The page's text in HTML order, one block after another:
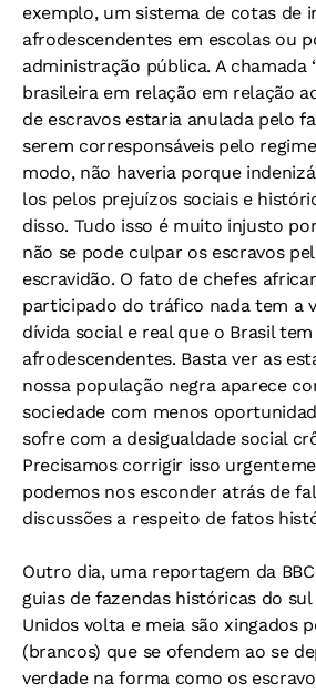
exemplo, um sistema de cotas de
afrodescendentes em escolas ou
administração pública. A chamada
brasileira em relação em relação
de escravos estaria anulada pelo
serem corresponsáveis pelo
modo, não haveria porque
los pelos prejuízos sociais e
disso. Tudo isso é muito injusto
não se pode culpar os escravos
escravidão. O fato de chefes
participado do tráfico nada tem a
dívida social e real que o Brasil
afrodescendentes. Basta ver as
nossa população negra aparece
sociedade com menos
sofre com a desigualdade social
Precisamos corrigir isso
podemos nos esconder atrás de
discussões a respeito de fatos
Outro dia, uma reportagem da
guias de fazendas históricas do
Unidos volta e meia são xingados
(brancos) que se ofendem ao se
verdade na forma como os